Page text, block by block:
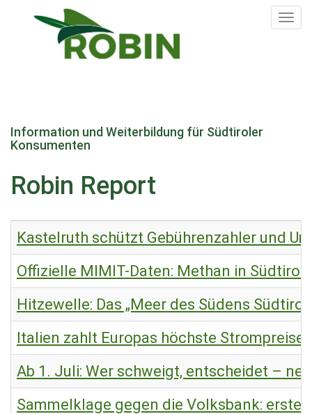
zum
Inhalt
Information und Weiterbildung für Südtiroler
Konsumenten
Robin Report
Kastelruth schützt Gebührenzahler und
Offizielle MIMIT-Daten: Methan in Südtirol
Hitzewelle: Das „Meer des Südens
Italien zahlt Europas höchste
Ab 1. Juli: Wer schweigt, entscheidet –
Sammelklage gegen die Volksbank: